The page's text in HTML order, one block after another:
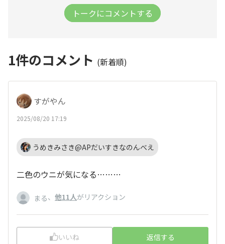
トークにコメントする
1件のコメント (新着順)
すがやん
2025/08/20 17:19
うめきみさき@APだいすきなのんべえ
二色のウニが気になる………
まる、 他11人がリアクション
いいね 返信する